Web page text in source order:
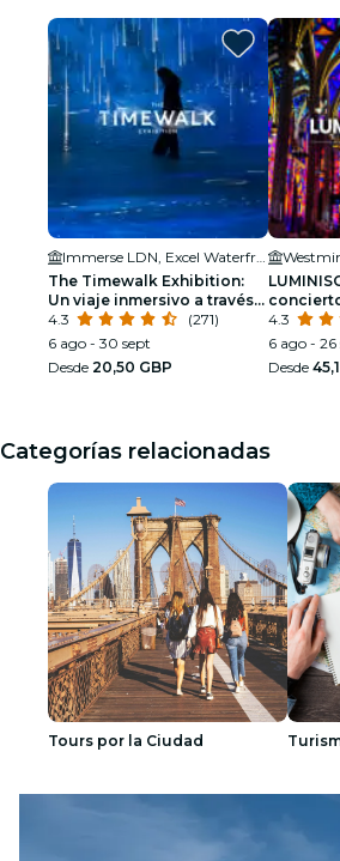
The Timewalk Exhibition:
Un viaje inmersivo a través
de las civilizaciones
4.3
(271)
6 ago - 30 sept
Desde 20,50 GBP
360° en
4.3
6 ago - 26
Desde
Categorías relacionadas
Tours por la Ciudad